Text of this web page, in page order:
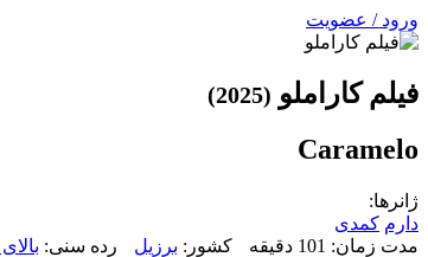
ورود / عضویت
فیلم کاراملو (2025)
Caramelo
ژانرها:
دارم کمدی
مدت زمان: 101 دقیقه
کشور: برزیل رده سنی: بالای ۱۳ سال